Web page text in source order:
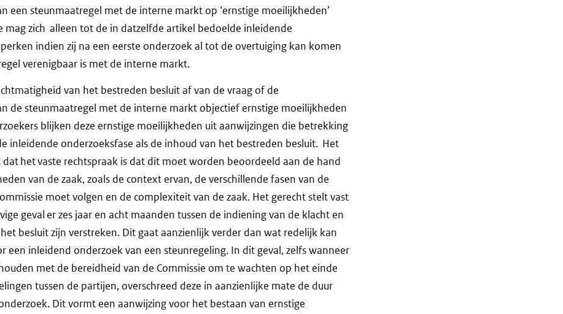
een steunmaatregel met de interne markt op ‘ernstige moeilijkheden’
mag zich alleen tot de in datzelfde artikel bedoelde inleidende
indien zij na een eerste onderzoek al tot de overtuiging kan komen
verenigbaar is met de interne markt.
van het bestreden besluit af van de vraag of de
de steunmaatregel met de interne markt objectief ernstige moeilijkheden
blijken deze ernstige moeilijkheden uit aanwijzingen die betrekking
inleidende onderzoeksfase als de inhoud van het bestreden besluit. Het
dat het vaste rechtspraak is dat dit moet worden beoordeeld aan de hand
van de zaak, zoals de context ervan, de verschillende fasen van de
moet volgen en de complexiteit van de zaak. Het gerecht stelt vast
geval er zes jaar en acht maanden tussen de indiening van de klacht en
besluit zijn verstreken. Dit gaat aanzienlijk verder dan wat redelijk kan
een inleidend onderzoek van een steunregeling. In dit geval, zelfs wanneer
met de bereidheid van de Commissie om te wachten op het einde
tussen de partijen, overschreed deze in aanzienlijke mate de duur
Dit vormt een aanwijzing voor het bestaan van ernstige